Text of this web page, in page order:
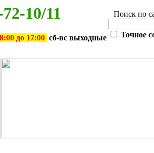
10/11
до 17:00 сб-вс выходные
Поиск по
Точное